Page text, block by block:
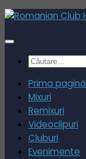
Skip
content
Caută
Prima pagină
Mixuri
Remixuri
Videoclipuri
Cluburi
Evenimente